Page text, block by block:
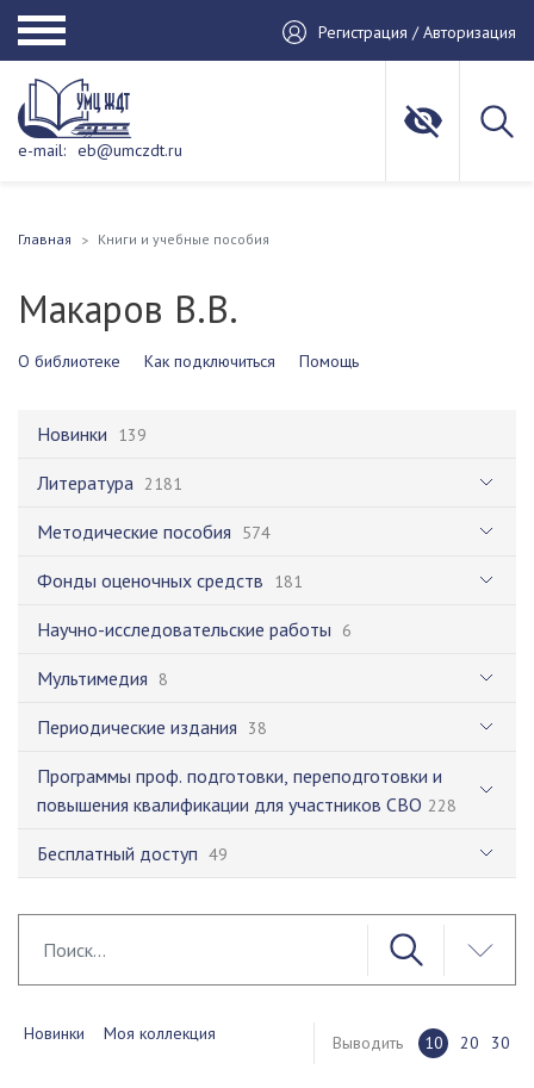
Регистрация / Авторизация
e-mail: eb@umczdt.ru
Главная Книги и учебные пособия
Макаров В.В.
О библиотеке Как подключиться Помощь
Новинки 139
Литература 2181
Методические пособия 574
Фонды оценочных средств 181
Научно-исследовательские работы 6
Мультимедия 8
Периодические издания 38
Программы проф. подготовки, переподготовки и
повышения квалификации для участников СВО 228
Бесплатный доступ 49
Новинки Моя коллекция Выводить 10 20 30